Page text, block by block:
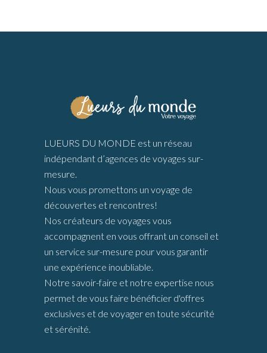
LUEURS DU MONDE est un réseau
indépendant d’agences de voyages sur-
mesure.
Nous vous promettons un voyage de
découvertes et rencontres!
Nos créateurs de voyages vous
accompagnent en vous offrant un conseil et
un service sur-mesure pour vous garantir
une expérience inoubliable.
Notre savoir-faire et notre expertise nous
permet de vous faire bénéficier d'offres
exclusives et de voyager en toute sécurité
et sérénité.